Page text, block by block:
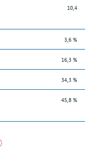
10,4
3,6 %
16,3 %
34,3 %
45,8 %